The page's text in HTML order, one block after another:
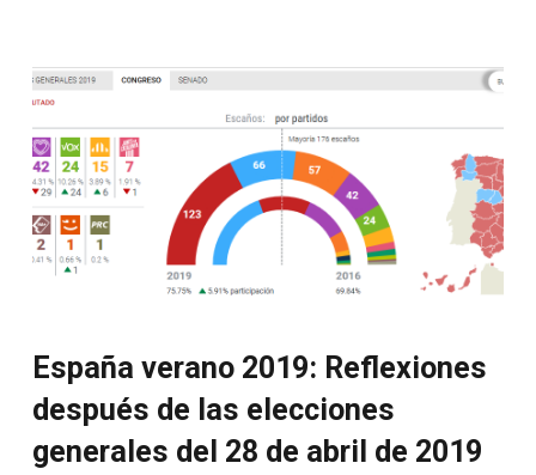
España verano 2019: Reflexiones
después de las elecciones
generales del 28 de abril de 2019